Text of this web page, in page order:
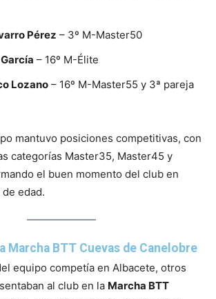
Pérez – 3º M-Master50
– 16º M-Élite
Lozano – 16º M-Master55 y 3ª pareja
mantuvo posiciones competitivas, con
categorías Master35, Master45 y
el buen momento del club en
edad.
Marcha BTT Cuevas de Canelobre
equipo competía en Albacete, otros
al club en la Marcha BTT